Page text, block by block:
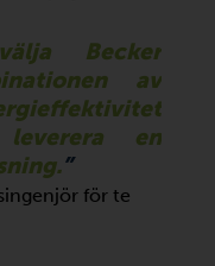
Becker
av
en
”
för te